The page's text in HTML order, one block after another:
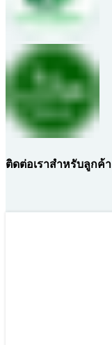
ติดต่อเราสำหรับลูกค้า